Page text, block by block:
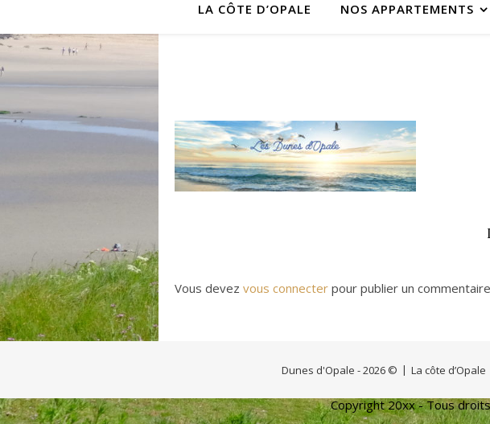
LA CÔTE D’OPALE NOS APPARTEMENTS
Vous devez vous connecter pour publier un
Dunes d'Opale - 2026 © La côte d’Opale
Copyright 20xx - Tous